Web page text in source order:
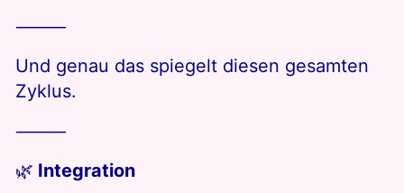
⸻
Und genau das spiegelt diesen gesamten
Zyklus.
⸻
🌿 Integration